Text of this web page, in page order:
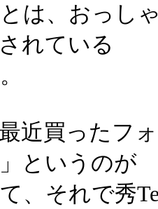
は、おっし
れている
近買ったフ
というのが
、それで秀